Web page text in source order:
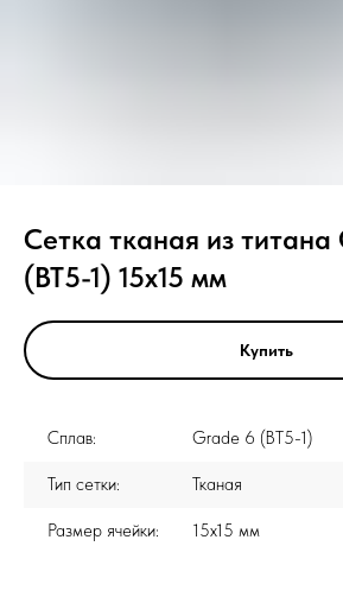
Сетка тканая из
(ВТ5-1) 15x15 мм
Купить
Сплав: Grade 6 (ВТ5-1)
Тип сетки: Тканая
Размер ячейки: 15x15 мм